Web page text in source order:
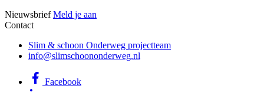
Nieuwsbrief Meld je aan
Contact
Slim & schoon Onderweg projectteam
info@slimschoononderweg.nl
Facebook